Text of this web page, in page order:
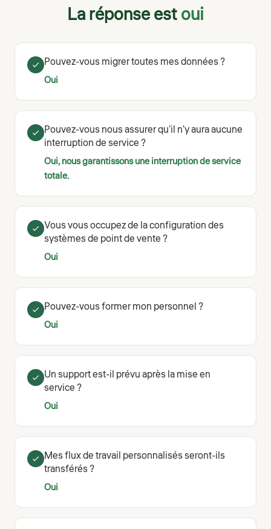
La réponse estoui
Pouvez-vous migrer toutes mes données ?
Oui
Pouvez-vous nous assurer qu'il n'y aura aucune
interruption de service ?
Oui, nous garantissons une interruption de service
totale.
Vous vous occupez de la configuration des
systèmes de point de vente ?
Oui
Pouvez-vous former mon personnel ?
Oui
Un support est-il prévu après la mise en
service ?
Oui
Mes flux de travail personnalisés seront-ils
transférés ?
Oui